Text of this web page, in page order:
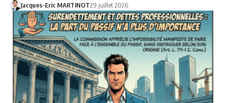
Jacques-Eric MARTINOT29 juillet 2026